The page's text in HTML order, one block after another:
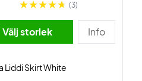
(3)
Välj storlek Info
Liddi Skirt White